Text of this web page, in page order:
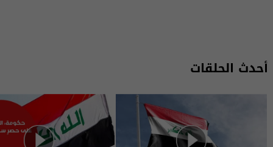
أحدث الحلقات